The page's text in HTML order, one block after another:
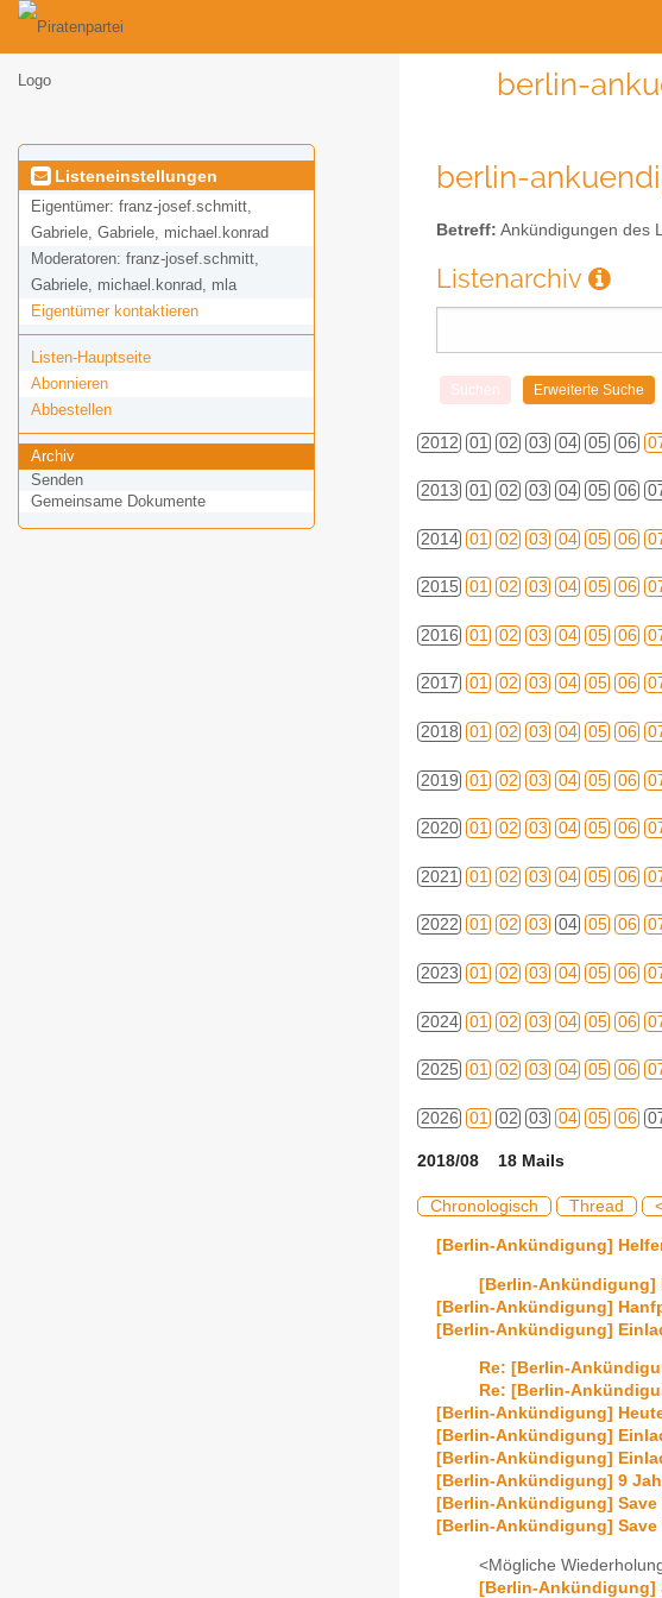
berlin-
Listeneinstellungen
Eigentümer: franz-josef.schmitt,
Gabriele, Gabriele, michael.konrad
Moderatoren: franz-josef.schmitt,
Gabriele, michael.konrad, mla
Eigentümer kontaktieren
Listen-Hauptseite
Abonnieren
Abbestellen
Archiv
Senden
Gemeinsame Dokumente
berlin-
Betreff: Ankündigungen des
Listenarchiv
2012 01 02 03 04 05 06
2013 01 02 03 04 05 06
2014 01 02 03 04 05 06
2015 01 02 03 04 05 06
2016 01 02 03 04 05 06
2017 01 02 03 04 05 06
2018 01 02 03 04 05 06
2019 01 02 03 04 05 06
2020 01 02 03 04 05 06
2021 01 02 03 04 05 06
2022 01 02 03 04 05 06
2023 01 02 03 04 05 06
2024 01 02 03 04 05 06
2025 01 02 03 04 05 06
2026 01 02 03 04 05 06
2018/08 18 Mails
Chronologisch Thread
[Berlin-Ankündigung]
[Berlin-Ankündigung]
[Berlin-Ankündigung]
[Berlin-Ankündigung]
Re: [Berlin-
Re: [Berlin-
[Berlin-Ankündigung]
[Berlin-Ankündigung]
[Berlin-Ankündigung]
[Berlin-Ankündigung] 9
[Berlin-Ankündigung] Save
[Berlin-Ankündigung] Save
<Mögliche
[Berlin-Ankündigung]